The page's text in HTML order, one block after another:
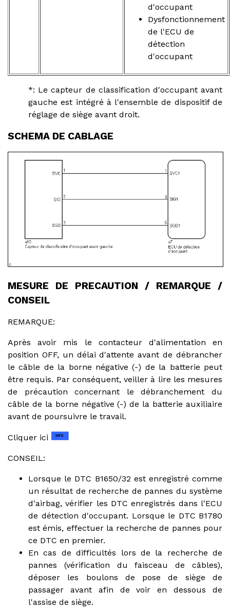
d'occupant
Dysfonctionnement
de l'ECU de
détection
d'occupant
*: Le capteur de classification d'occupant avant
gauche est intégré à l'ensemble de dispositif de
réglage de siège avant droit.
SCHEMA DE CABLAGE
MESURE DE PRECAUTION / REMARQUE /
CONSEIL
REMARQUE:
Après avoir mis le contacteur d'alimentation en
position OFF, un délai d'attente avant de débrancher
le câble de la borne négative (-) de la batterie peut
être requis. Par conséquent, veiller à lire les mesures
de précaution concernant le débranchement du
câble de la borne négative (-) de la batterie auxiliaire
avant de poursuivre le travail.
Cliquer ici
CONSEIL:
Lorsque le DTC B1650/32 est enregistré comme
un résultat de recherche de pannes du système
d'airbag, vérifier les DTC enregistrés dans l'ECU
de détection d'occupant. Lorsque le DTC B1780
est émis, effectuer la recherche de pannes pour
ce DTC en premier.
En cas de difficultés lors de la recherche de
pannes (vérification du faisceau de câbles),
déposer les boulons de pose de siège de
passager avant afin de voir en dessous de
l'assise de siège.